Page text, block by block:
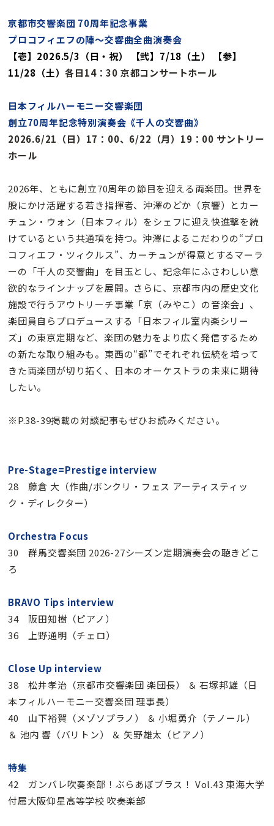
京都市交響楽団 70周年記念事業
プロコフィエフの陣〜交響曲全曲演奏会
【壱】2026.5/3（日・祝） 【弐】7/18（土） 【参】
11/28（土）各日14：30 京都コンサートホール
日本フィルハーモニー交響楽団
創立70周年記念特別演奏会《千人の交響曲》
2026.6/21（日）17：00、6/22（月）19：00 サントリー
ホール
2026年、ともに創立70周年の節目を迎える両楽団。世界を
股にかけ活躍する若き指揮者、沖澤のどか（京響）とカー
チュン・ウォン（日本フィル）をシェフに迎え快進撃を続
けているという共通項を持つ。沖澤によるこだわりの“プロ
コフィエフ・ツィクルス”、カーチュンが得意とするマーラ
ーの「千人の交響曲」を目玉とし、記念年にふさわしい意
欲的なラインナップを展開。さらに、京都市内の歴史文化
施設で行うアウトリーチ事業「京（みやこ）の音楽会」、
楽団員自らプロデュースする「日本フィル室内楽シリー
ズ」の東京定期など、楽団の魅力をより広く発信するため
の新たな取り組みも。東西の“都”でそれぞれ伝統を培って
きた両楽団が切り拓く、日本のオーケストラの未来に期待
したい。
※P.38-39掲載の対談記事もぜひお読みください。
Pre-Stage=Prestige interview
28 藤倉 大（作曲/ボンクリ・フェス アーティスティッ
ク・ディレクター）
Orchestra Focus
30 群馬交響楽団 2026-27シーズン定期演奏会の聴きどこ
ろ
BRAVO Tips interview
34 阪田知樹（ピアノ）
36 上野通明（チェロ）
Close Up interview
38 松井孝治（京都市交響楽団 楽団長） ＆ 石塚邦雄（日
本フィルハーモニー交響楽団 理事長）
40 山下裕賀（メゾソプラノ） ＆ 小堀勇介（テノール）
＆ 池内 響（バリトン） ＆ 矢野雄太（ピアノ）
特集
42 ガンバレ吹奏楽部！ぶらあぼブラス！ Vol.43 東海大学
付属大阪仰星高等学校 吹奏楽部